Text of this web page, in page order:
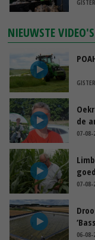
NIEUWSTE VIDEO'S
de
07-08-
goed
07-08-
06-08-